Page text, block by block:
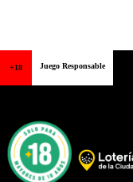
+18 Juego Responsable